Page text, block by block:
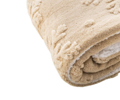
Drinkflessen met karabijnhaak
Sportflessen
Thermosflessen